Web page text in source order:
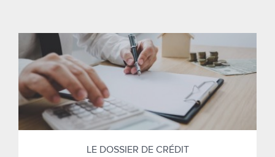
LE DOSSIER DE CRÉDIT